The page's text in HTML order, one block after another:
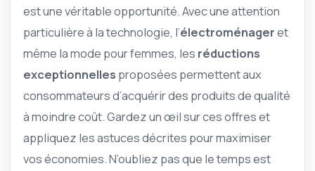
est une véritable opportunité. Avec une attention
particulière à la technologie, l’électroménageret
même la mode pour femmes, les réductions
exceptionnelles proposées permettent aux
consommateurs d’acquérir des produits de qualité
à moindre coût. Gardez un œil sur ces offres et
appliquez les astuces décrites pour maximiser
vos économies. N’oubliez pas que le temps est